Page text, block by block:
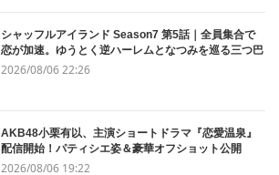
シャッフルアイランド Season7 第5話｜全員集合で
恋が加速。ゆうとく逆ハーレムとなつみを巡る三つ巴
2026/08/06 22:26
AKB48小栗有以、主演ショートドラマ『恋愛温泉』
配信開始！パティシエ姿＆豪華オフショット公開
2026/08/06 19:22